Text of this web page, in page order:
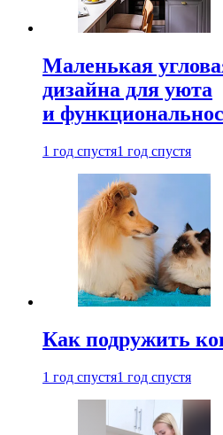
Маленькая
дизайна для уюта
и
1 год спустя1 год спустя
Как подружить
1 год спустя1 год спустя